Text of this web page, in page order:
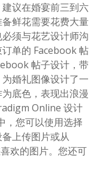
议在婚宴前三到六
鲜花需要花费大量
须与花艺设计师沟
单的 Facebook 帖
帖子设计，带
婚礼图像设计了一
底色，表现出浪漫
Online 设计
，您可以使用选择
上传图片或从
欢的图片。您还可